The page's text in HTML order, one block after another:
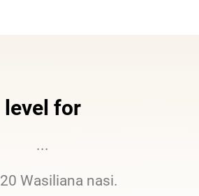
level for
...
20 Wasiliana nasi.